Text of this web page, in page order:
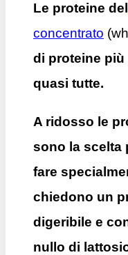
Le proteine del
concentrato
di proteine ​​più
quasi tutte.
A ridosso le
sono la scelta
fare
chiedono un
digeribile e
nullo di